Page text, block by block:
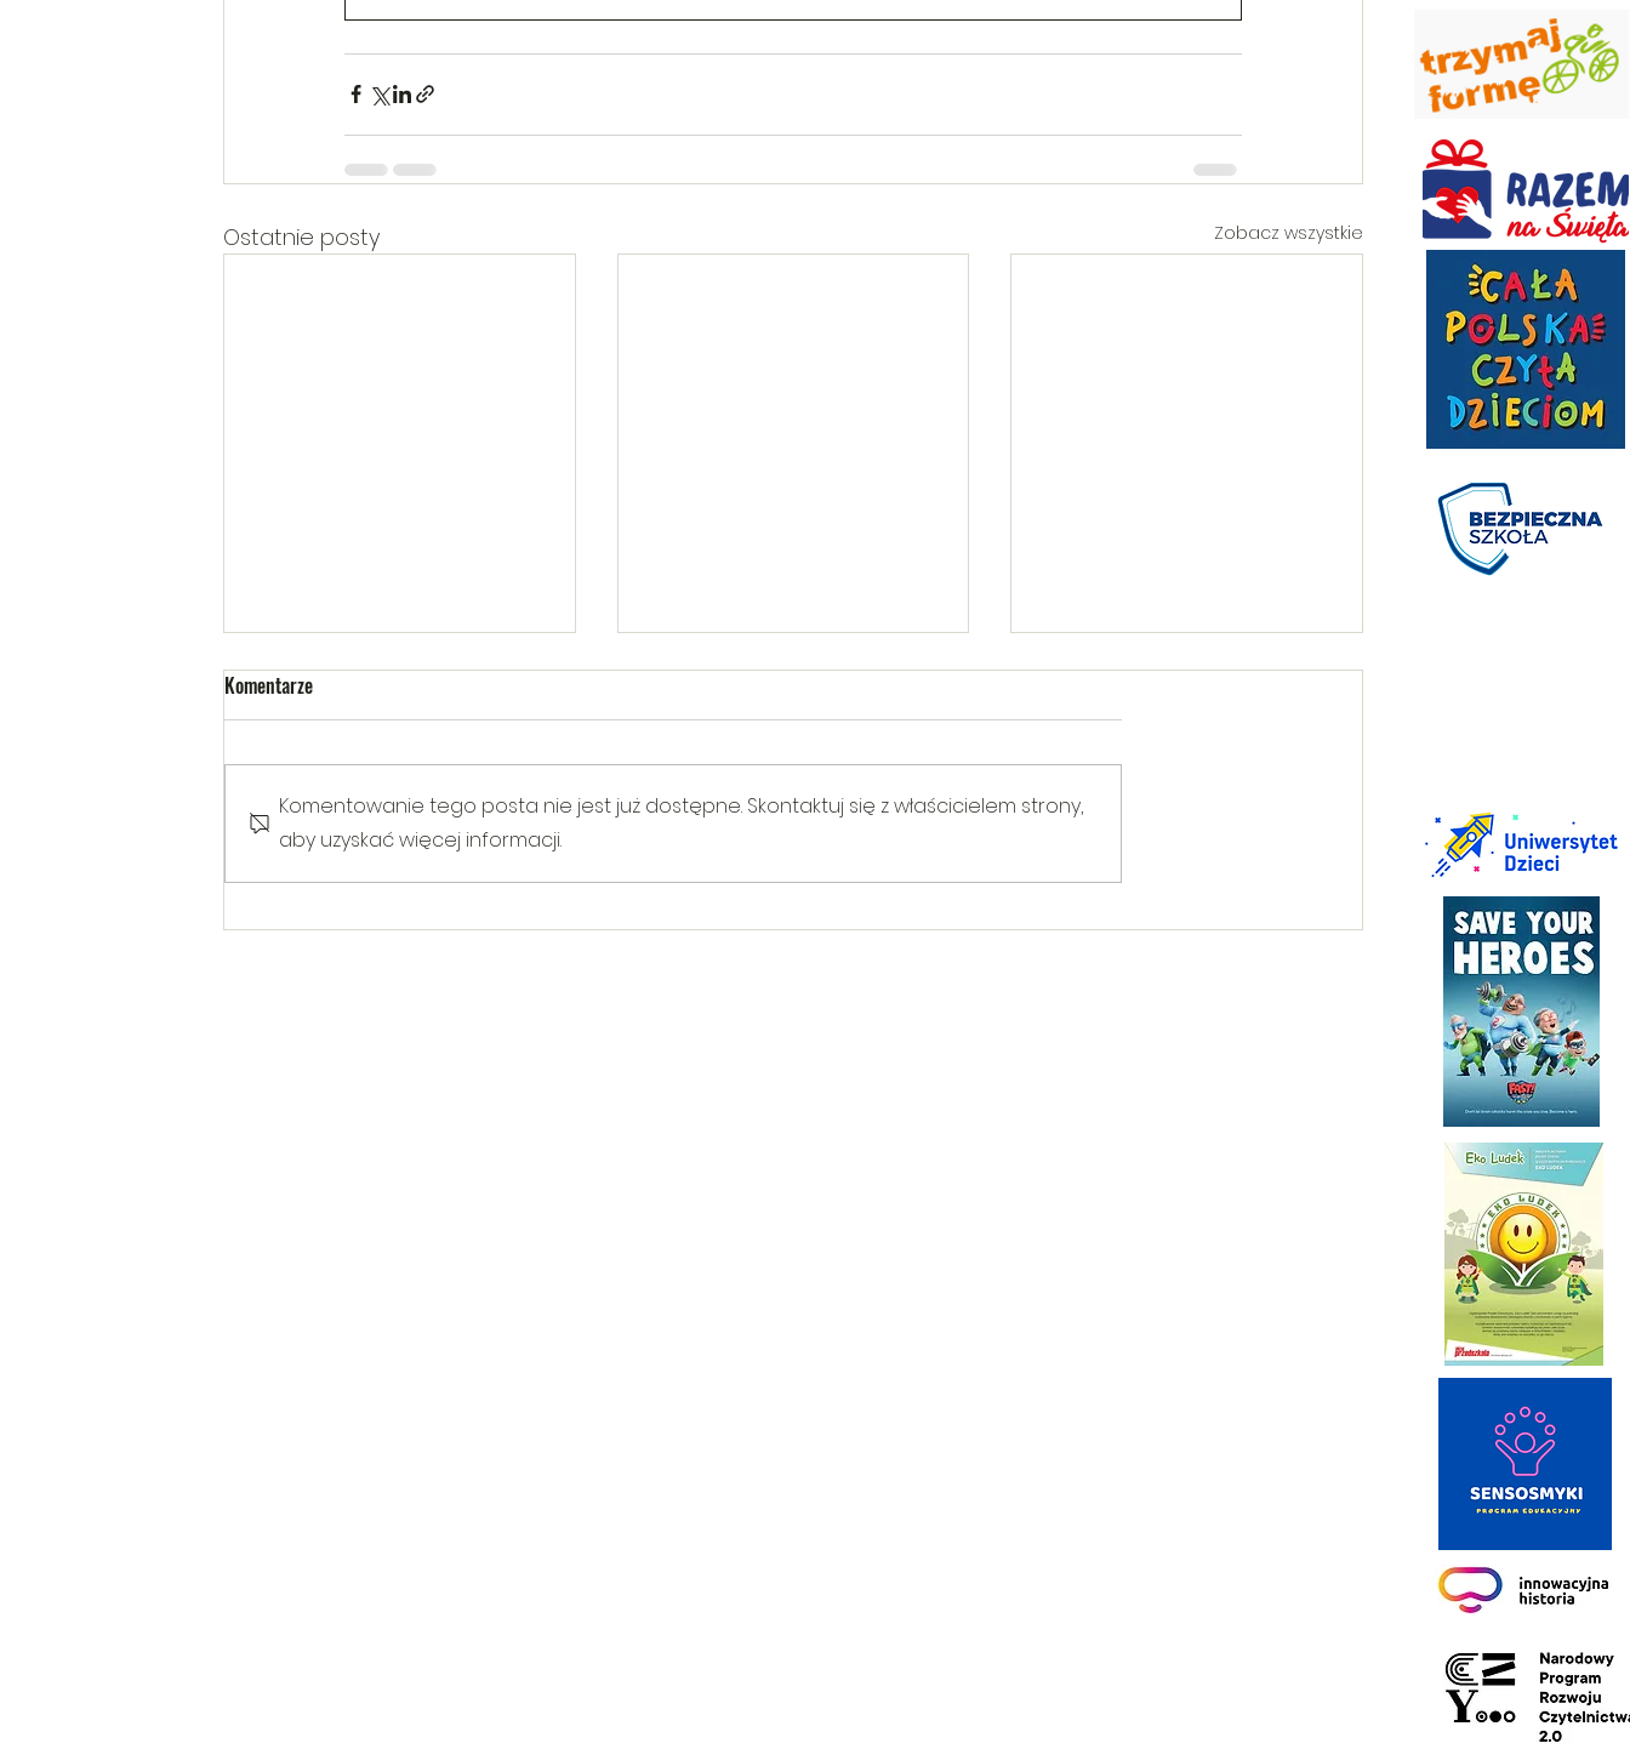
Ostatnie posty Zobacz wszystkie
Warsztaty poruszające temat
V Gminny Turniej Szachowy o
Egzamin praktyczny na kartę
Komentarze
Komentowanie tego posta nie jest już dostępne. Skontaktuj się z właścicielem strony,
aby uzyskać więcej informacji.